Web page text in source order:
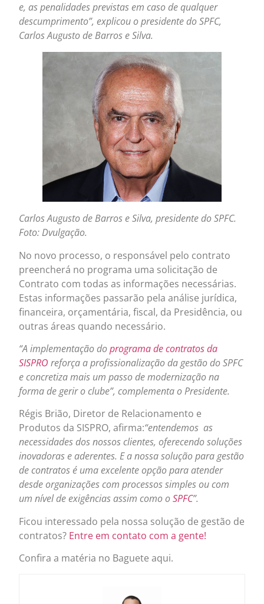
e, as penalidades previstas em caso de qualquer
descumprimento”, explicou o presidente do SPFC,
Carlos Augusto de Barros e Silva.
Carlos Augusto de Barros e Silva, presidente do SPFC.
Foto: Dvulgação.
No novo processo, o responsável pelo contrato
preencherá no programa uma solicitação de
Contrato com todas as informações necessárias.
Estas informações passarão pela análise jurídica,
financeira, orçamentária, fiscal, da Presidência, ou
outras áreas quando necessário.
“A implementação doprograma de contratos da
SISPRO reforça a profissionalização da gestão do SPFC
e concretiza mais um passo de modernização na
forma de gerir o clube”, complementa o Presidente.
Régis Brião, Diretor de Relacionamento e
Produtos da SISPRO, afirma:“entendemos as
necessidades dos nossos clientes, oferecendo soluções
inovadoras e aderentes. E a nossa solução para gestão
de contratos é uma excelente opção para atender
desde organizações com processos simples ou com
um nível de exigências assim como oSPFC”.
Ficou interessado pela nossa solução de gestão de
contratos? Entre em contato com a gente!
Confira a matéria no Baguete aqui.